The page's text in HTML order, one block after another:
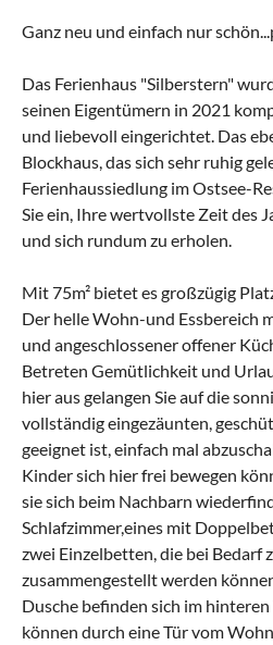
Ganz neu und einfach nur
Das Ferienhaus "Silberstern"
seinen Eigentümern in 2021
und liebevoll eingerichtet. Das
Blockhaus, das sich sehr ruhig
Ferienhaussiedlung im Ostsee-
Sie ein, Ihre wertvollste Zeit des
und sich rundum zu erholen.
Mit 75m² bietet es großzügig
Der helle Wohn-und Essbereich
und angeschlossener offener
Betreten Gemütlichkeit und
hier aus gelangen Sie auf die
vollständig eingezäunten,
geeignet ist, einfach mal
Kinder sich hier frei bewegen
sie sich beim Nachbarn
Schlafzimmer,eines mit
zwei Einzelbetten, die bei Bedarf
zusammengestellt werden
Dusche befinden sich im hinteren
können durch eine Tür vom